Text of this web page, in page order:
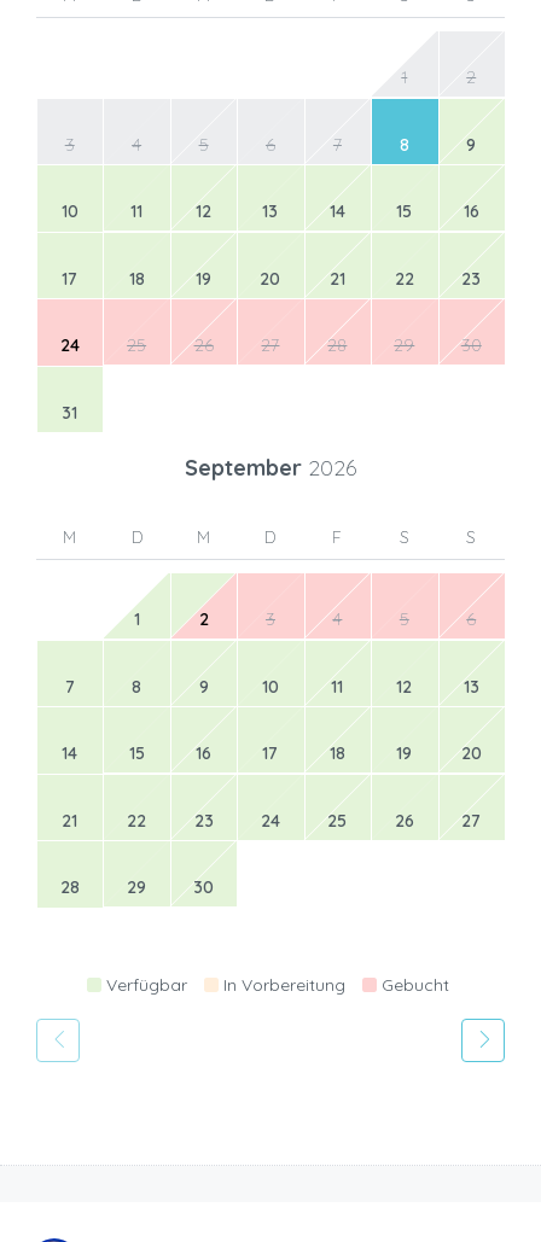
1 2
3 4 5 6 7 8 9
10 11 12 13 14 15 16
17 18 19 20 21 22 23
24 25 26 27 28 29 30
31
September 2026
M D M D F S S
1 2 3 4 5 6
7 8 9 10 11 12 13
14 15 16 17 18 19 20
21 22 23 24 25 26 27
28 29 30
Verfügbar In Vorbereitung Gebucht